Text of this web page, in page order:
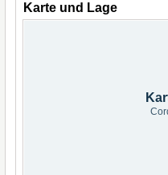
Karte und Lage